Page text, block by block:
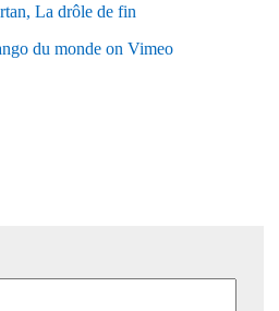
La drôle de fin
du monde on Vimeo